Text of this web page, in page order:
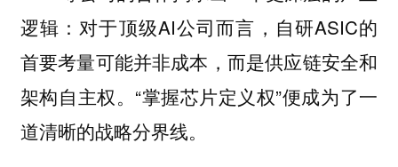
逻辑：对于顶级AI公司而言，自研ASIC的
首要考量可能并非成本，而是供应链安全和
架构自主权。“掌握芯片定义权”便成为了一
道清晰的战略分界线。